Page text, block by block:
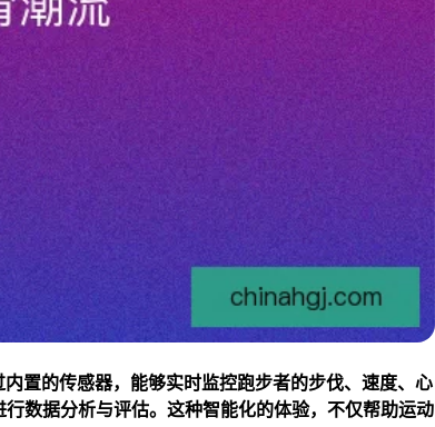
置的传感器，能够实时监控跑步者的步伐、速度、心
数据分析与评估。这种智能化的体验，不仅帮助运动